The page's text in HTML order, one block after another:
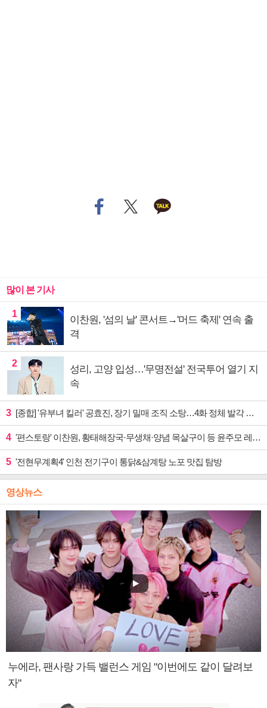
많이 본 기사
1
이찬원, '섬의 날' 콘서트→'머드 축제' 연속 출
격
2
성리, 고양 입성…'무명전설' 전국투어 열기 지
속
3 [종합] '유부녀 킬러' 공효진, 장기 밀매 조직 소탕…4화 정체 발각 위기 예고
4 '편스토랑' 이찬원, 황태해장국·무생채·양념 목살구이 등 윤주모 레시피 섭렵
5 '전현무계획4' 인천 전기구이 통닭&삼계탕 노포 맛집 탐방
영상뉴스
누에라, 팬사랑 가득 밸런스 게임 "이번에도 같이 달려보
자"